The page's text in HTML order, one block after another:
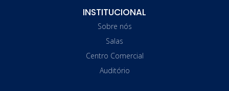
INSTITUCIONAL
Sobre nós
Salas
Centro Comercial
Auditório